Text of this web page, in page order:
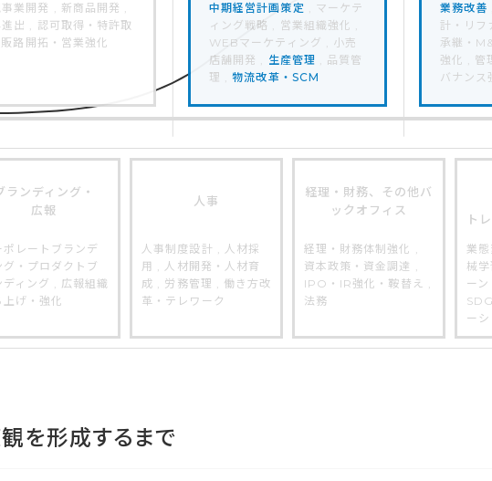
事業開発 , 新商品開発 ,
進出 , 認可取得・特許取
路開拓・営業強化
中期経営計画策定 , マーケテ
ィング戦略 , 営業組織強化 ,
WEBマーケティング , 小売
店舗開発 , 生産管理 , 品質管
理 ,物流改革・SCM
業務改善
計・リフ
承継・
強化 , 管
バナンス
ランディング・
広報
ポレートブランデ
グ・プロダクトブ
ディング , 広報組織
上げ・強化
人事
人事制度設計 , 人材採
用 , 人材開発・人材育
成 , 労務管理 , 働き方改
革・テレワーク
経理・財務、その他バ
ックオフィス
経理・財務体制強化 ,
資本政策・資金調達 ,
IPO・IR強化・鞍替え ,
法務
ト
業
械
ー
ー
を形成するまで